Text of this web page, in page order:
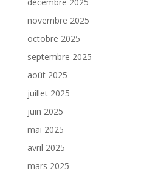
novembre 2025
octobre 2025
septembre 2025
août 2025
juillet 2025
juin 2025
mai 2025
avril 2025
mars 2025